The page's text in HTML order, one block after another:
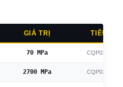
GIÁ TRỊ TIÊU
70 MPa CQP036-2 /
2700 MPa CQP036-2 /